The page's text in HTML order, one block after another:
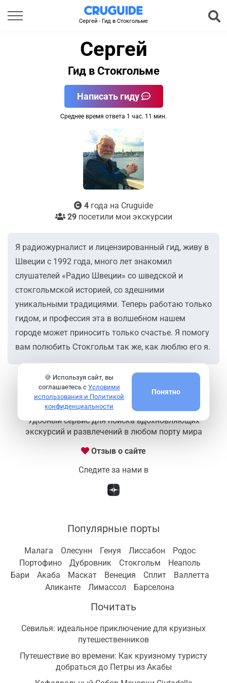
Сергей - Гид в Стокгольме
Сергей
Гид в Стокгольме
Написать гиду
Среднее время ответа 1 час. 11 мин.
4 года на Cruguide
29посетили мои экскурсии
Я радиожурналист и лицензированный гид, живу в
Швеции с 1992 года, много лет знакомил
слушателей «Радио Швеции» со шведской и
стокгольмской историей, со здешними
уникальными традициями. Теперь работаю только
гидом, и профессия эта в волшебном нашем
городе может приносить только счастье. Я помогу
вам полюбить Стокгольм так же, как люблю его я.
Удобный сервис для поиска вдохновляющих
экскурсий и развлечений в любом порту мира
Отзыв о сайте
Следите за нами в
Популярные порты
Малага Олесунн Генуя Лиссабон
Родос
Портофино
Дубровник Стокгольм
Неаполь
Бари
Акаба Маскат Венеция Сплит
Валлетта
Аликанте
Лимассол Барселона
Почитать
Севилья: идеальное приключение для круизных
путешественников
Путешествие во времени: Как круизному туристу
добраться до Петры из Акабы
🍪 Используя сайт, вы
соглашаетесь с Условими
использования и Политикой
конфиденциальности
Понятно